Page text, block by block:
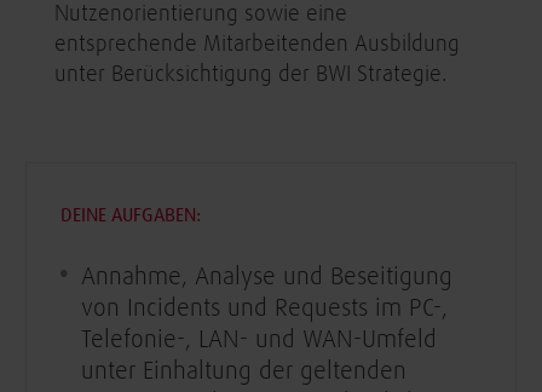
Nutzenorientierung sowie eine
entsprechende Mitarbeitenden Ausbildung
unter Berücksichtigung der BWI Strategie​.
DEINE AUFGABEN:
Annahme, Analyse und Beseitigung
von Incidents und Requests im PC-,
Telefonie-, LAN- und WAN-Umfeld
unter Einhaltung der geltenden